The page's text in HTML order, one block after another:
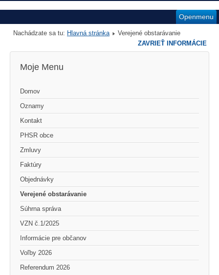
Openmenu
Nachádzate sa tu: Hlavná stránka Verejené obstarávanie
Moje Menu
Domov
Oznamy
Kontakt
PHSR obce
Zmluvy
Faktúry
Objednávky
Verejené obstarávanie
Súhrna správa
VZN č.1/2025
Informácie pre občanov
Voľby 2026
Referendum 2026
ZAVRIEŤ INFORMÁCIE